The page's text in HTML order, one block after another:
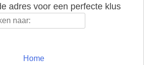
adres voor een perfecte klus
Home